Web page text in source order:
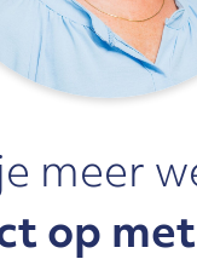
meer
op